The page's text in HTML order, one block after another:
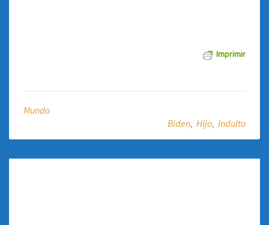
Imprimir
Mundo
Biden, Hijo, Indulto